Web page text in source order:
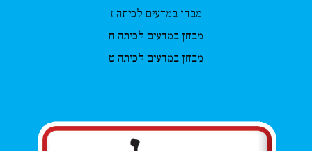
מבחן במדעים לכיתה ז
מבחן במדעים לכיתה ח
מבחן במדעים לכיתה ט